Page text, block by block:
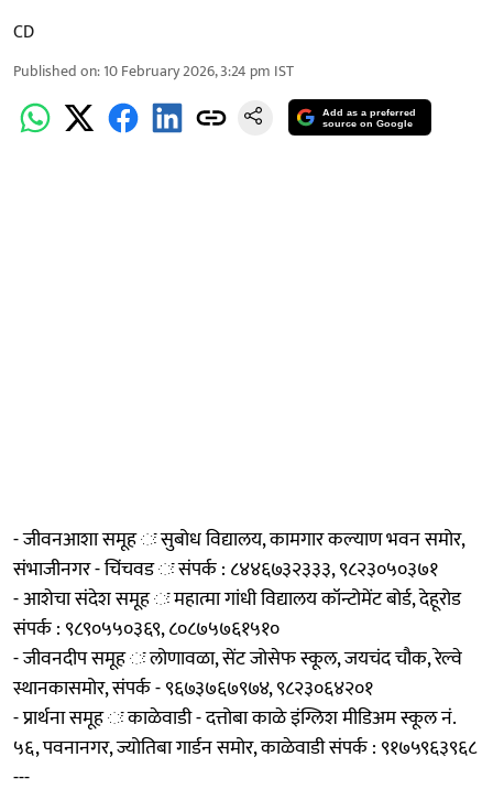
CD
Published on:10 February 2026, 3:24 pm IST
Add as a preferred
source on Google
- जीवनआशा समूह ः सुबोध विद्यालय, कामगार कल्याण भवन समोर,
संभाजीनगर - चिंचवड ः संपर्क : ८४४६७३२३३३, ९८२३०५०३७१
- आशेचा संदेश समूह ः महात्मा गांधी विद्यालय कॉन्टोमेंट बोर्ड, देहूरोड
संपर्क : ९८९०५५०३६९, ८०८७५७६१५१०
- जीवनदीप समूह ः लोणावळा, सेंट जोसेफ स्कूल, जयचंद चौक, रेल्वे
स्थानकासमोर, संपर्क - ९६७३७६७९७४, ९८२३०६४२०१
- प्रार्थना समूह ः काळेवाडी - दत्तोबा काळे इंग्लिश मीडिअम स्कूल नं.
५६, पवनानगर, ज्योतिबा गार्डन समोर, काळेवाडी संपर्क : ९१७५९६३९६८
---